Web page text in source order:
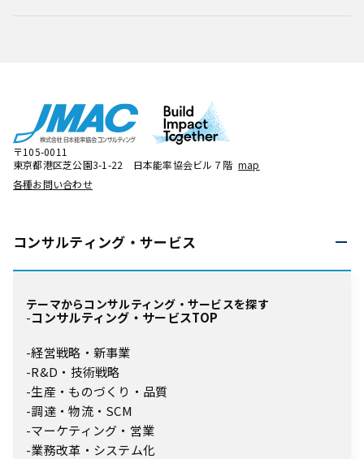
〒105-0011
東京都港区芝公園3-1-22 日本能率協会ビル７階 map
各種お問い合わせ
コンサルティング・ サービス
テーマからコンサルティング・サービスを探す
コンサルティング・サービスTOP
経営戦略・新事業
R&D・技術戦略
生産・ものづくり・品質
調達・物流・SCM
マーケティング・営業
業務改革・システム化